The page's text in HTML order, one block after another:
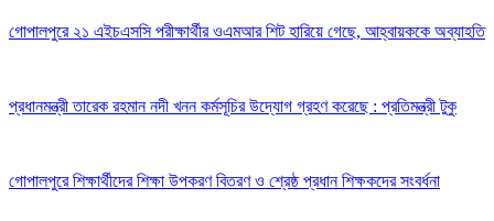
গোপালপুরে ২১ এইচএসসি পরীক্ষার্থীর ওএমআর শিট হারিয়ে গেছে, আহ্বায়ককে অব্যাহতি
প্রধানমন্ত্রী তারেক রহমান নদী খনন কর্মসূচির উদ্যোগ গ্রহণ করেছে : প্রতিমন্ত্রী টুকু
গোপালপুরে শিক্ষার্থীদের শিক্ষা উপকরণ বিতরণ ও শ্রেষ্ঠ প্রধান শিক্ষকদের সংবর্ধনা